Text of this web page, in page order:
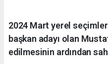
2024 Mart yerel
başkan adayı olan
edilmesinin ardından